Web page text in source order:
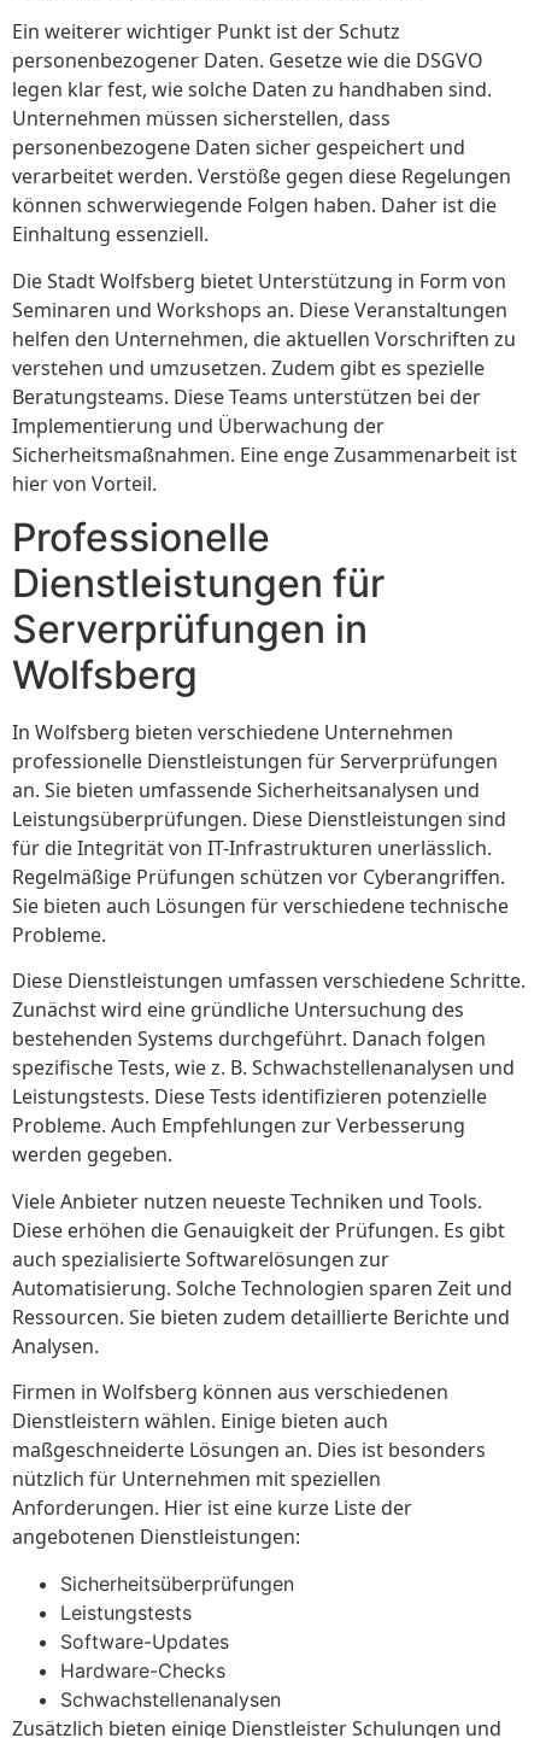
Ein weiterer wichtiger Punkt ist der Schutz
personenbezogener Daten. Gesetze wie die DSGVO
legen klar fest, wie solche Daten zu handhaben sind.
Unternehmen müssen sicherstellen, dass
personenbezogene Daten sicher gespeichert und
verarbeitet werden. Verstöße gegen diese Regelungen
können schwerwiegende Folgen haben. Daher ist die
Einhaltung essenziell.
Die Stadt Wolfsberg bietet Unterstützung in Form von
Seminaren und Workshops an. Diese Veranstaltungen
helfen den Unternehmen, die aktuellen Vorschriften zu
verstehen und umzusetzen. Zudem gibt es spezielle
Beratungsteams. Diese Teams unterstützen bei der
Implementierung und Überwachung der
Sicherheitsmaßnahmen. Eine enge Zusammenarbeit ist
hier von Vorteil.
Professionelle
Dienstleistungen für
Serverprüfungen in
Wolfsberg
In Wolfsberg bieten verschiedene Unternehmen
professionelle Dienstleistungen für Serverprüfungen
an. Sie bieten umfassende Sicherheitsanalysen und
Leistungsüberprüfungen. Diese Dienstleistungen sind
für die Integrität von IT-Infrastrukturen unerlässlich.
Regelmäßige Prüfungen schützen vor Cyberangriffen.
Sie bieten auch Lösungen für verschiedene technische
Probleme.
Diese Dienstleistungen umfassen verschiedene Schritte.
Zunächst wird eine gründliche Untersuchung des
bestehenden Systems durchgeführt. Danach folgen
spezifische Tests, wie z. B. Schwachstellenanalysen und
Leistungstests. Diese Tests identifizieren potenzielle
Probleme. Auch Empfehlungen zur Verbesserung
werden gegeben.
Viele Anbieter nutzen neueste Techniken und Tools.
Diese erhöhen die Genauigkeit der Prüfungen. Es gibt
auch spezialisierte Softwarelösungen zur
Automatisierung. Solche Technologien sparen Zeit und
Ressourcen. Sie bieten zudem detaillierte Berichte und
Analysen.
Firmen in Wolfsberg können aus verschiedenen
Dienstleistern wählen. Einige bieten auch
maßgeschneiderte Lösungen an. Dies ist besonders
nützlich für Unternehmen mit speziellen
Anforderungen. Hier ist eine kurze Liste der
angebotenen Dienstleistungen:
Sicherheitsüberprüfungen
Leistungstests
Software-Updates
Hardware-Checks
Schwachstellenanalysen
Zusätzlich bieten einige Dienstleister Schulungen und